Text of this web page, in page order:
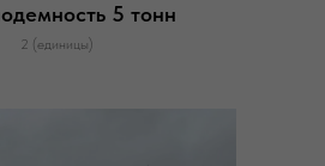
5 тонн
2 (единицы)